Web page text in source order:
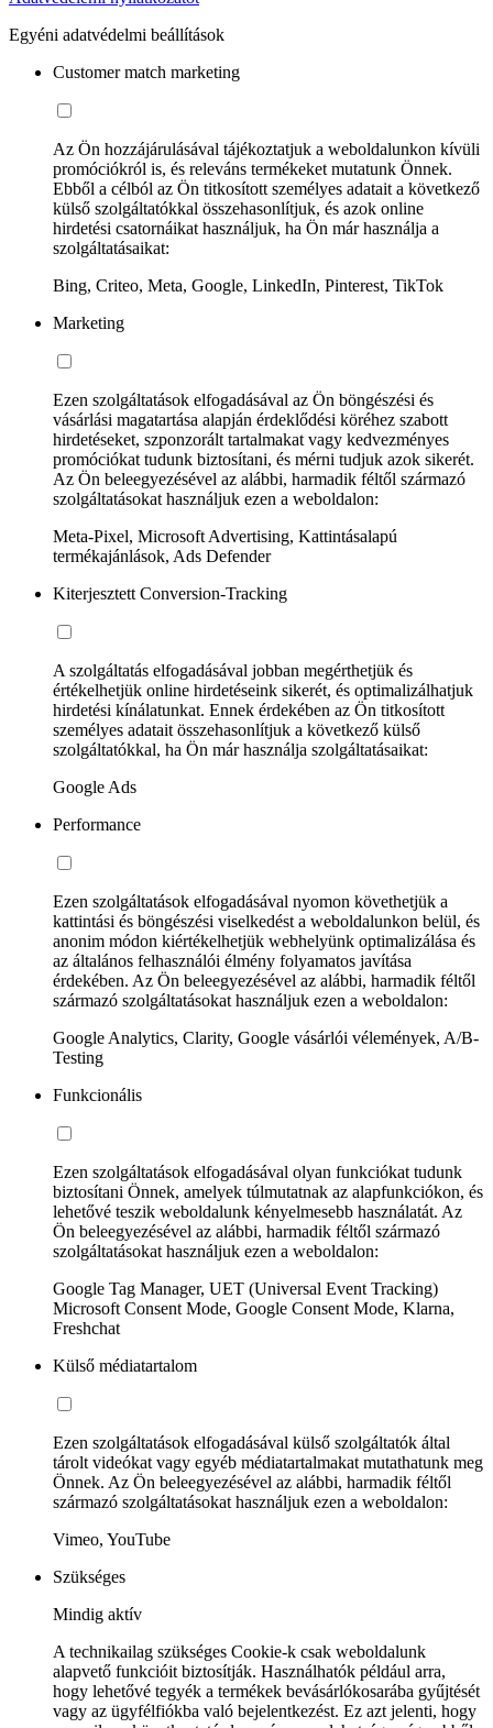
Egyéni adatvédelmi beállítások
Customer match marketing
Az Ön hozzájárulásával tájékoztatjuk a weboldalunkon kívüli
promóciókról is, és releváns termékeket mutatunk Önnek.
Ebből a célból az Ön titkosított személyes adatait a következő
külső szolgáltatókkal összehasonlítjuk, és azok online
hirdetési csatornáikat használjuk, ha Ön már használja a
szolgáltatásaikat:
Bing, Criteo, Meta, Google, LinkedIn, Pinterest, TikTok
Marketing
Ezen szolgáltatások elfogadásával az Ön böngészési és
vásárlási magatartása alapján érdeklődési köréhez szabott
hirdetéseket, szponzorált tartalmakat vagy kedvezményes
promóciókat tudunk biztosítani, és mérni tudjuk azok sikerét.
Az Ön beleegyezésével az alábbi, harmadik féltől származó
szolgáltatásokat használjuk ezen a weboldalon:
Meta-Pixel, Microsoft Advertising, Kattintásalapú
termékajánlások, Ads Defender
Kiterjesztett Conversion-Tracking
A szolgáltatás elfogadásával jobban megérthetjük és
értékelhetjük online hirdetéseink sikerét, és optimalizálhatjuk
hirdetési kínálatunkat. Ennek érdekében az Ön titkosított
személyes adatait összehasonlítjuk a következő külső
szolgáltatókkal, ha Ön már használja szolgáltatásaikat:
Google Ads
Performance
Ezen szolgáltatások elfogadásával nyomon követhetjük a
kattintási és böngészési viselkedést a weboldalunkon belül, és
anonim módon kiértékelhetjük webhelyünk optimalizálása és
az általános felhasználói élmény folyamatos javítása
érdekében. Az Ön beleegyezésével az alábbi, harmadik féltől
származó szolgáltatásokat használjuk ezen a weboldalon:
Google Analytics, Clarity, Google vásárlói vélemények, A/B-
Testing
Funkcionális
Ezen szolgáltatások elfogadásával olyan funkciókat tudunk
biztosítani Önnek, amelyek túlmutatnak az alapfunkciókon, és
lehetővé teszik weboldalunk kényelmesebb használatát. Az
Ön beleegyezésével az alábbi, harmadik féltől származó
szolgáltatásokat használjuk ezen a weboldalon:
Google Tag Manager, UET (Universal Event Tracking)
Microsoft Consent Mode, Google Consent Mode, Klarna,
Freshchat
Külső médiatartalom
Ezen szolgáltatások elfogadásával külső szolgáltatók által
tárolt videókat vagy egyéb médiatartalmakat mutathatunk meg
Önnek. Az Ön beleegyezésével az alábbi, harmadik féltől
származó szolgáltatásokat használjuk ezen a weboldalon:
Vimeo, YouTube
Szükséges
Mindig aktív
A technikailag szükséges Cookie-k csak weboldalunk
alapvető funkcióit biztosítják. Használhatók például arra,
hogy lehetővé tegyék a termékek bevásárlókosarába gyűjtését
vagy az ügyfélfiókba való bejelentkezést. Ez azt jelenti, hogy